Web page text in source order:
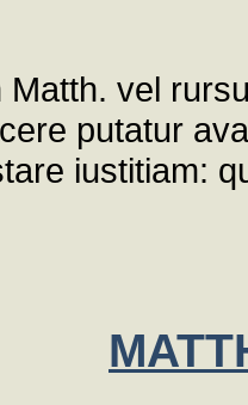
Matth. vel
putatur
iustitiam: